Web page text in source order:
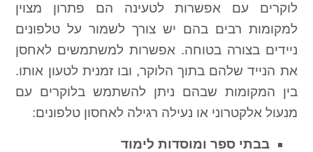
לוקרים עם אפשרות לטעינה הם פתרון מצוין
למקומות רבים בהם יש צורך לשמור על טלפונים
ניידים בצורה בטוחה. אפשרות למשתמשים לאחסן
את הנייד שלהם בתוך הלוקר, ובו זמנית לטעון אותו.
בין המקומות שבהם ניתן להשתמש בלוקרים עם
מנעול אלקטרוני או נעילה רגילה לאחסון טלפונים:
בבתי ספר ומוסדות לימוד